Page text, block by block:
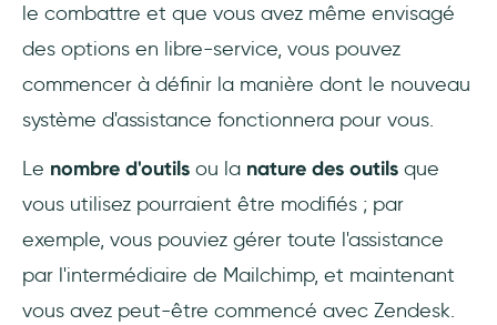
le combattre et que vous avez même envisagé
des options en libre-service, vous pouvez
commencer à définir la manière dont le nouveau
système d'assistance fonctionnera pour vous.
Le nombre d'outils ou la nature des outils que
vous utilisez pourraient être modifiés ; par
exemple, vous pouviez gérer toute l'assistance
par l'intermédiaire de Mailchimp, et maintenant
vous avez peut-être commencé avec Zendesk.